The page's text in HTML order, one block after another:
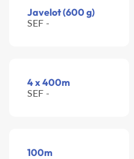
Javelot (600 g)
SEF -
4 x 400m
SEF -
100m